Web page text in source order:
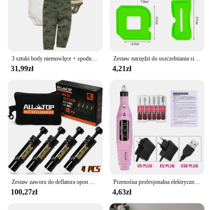
3 sztuki body niemowlęce + spodnie bawełniane ubrania dla noworodka chłopięcy letnie zestawy ubranie dla dziewczynki z motyli 0-24
31,99zł
Zestaw narzędzi do uszczelniania silikonu rozpórka uszczelniacza łopatka skrobak do płytek okiennych usuwanie krawędzi narzędzia budowlane w kuchni
4,21zł
Zestaw zaworu do deflatora opon Auto-Stop (10-30 PSI) 4 PCS Przykręcane narzędzie do opon Pojazdy Motocykl Offroad 4x4 Zestaw narzędzi do opon
100,27zł
Przenośna profesjonalna elektryczna wiertarka do paznokci Narzędzia do manicure Zestaw wierteł do pedicure Rodzinny pilnik do paznokci Sprzęt do wiercenia paznokci
4,63zł